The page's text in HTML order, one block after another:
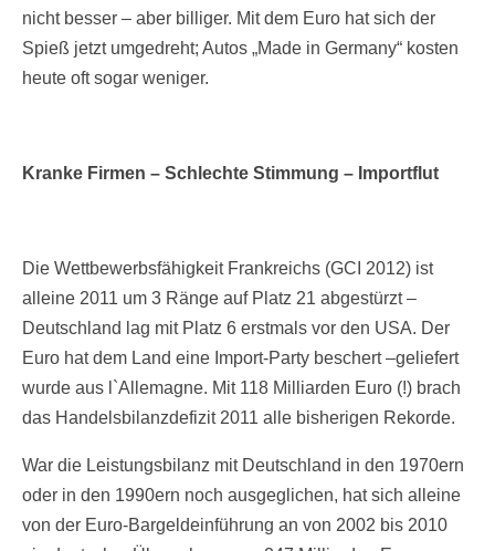
nicht besser – aber billiger. Mit dem Euro hat sich der
Spieß jetzt umgedreht; Autos „Made in Germany“ kosten
heute oft sogar weniger.
Kranke Firmen – Schlechte Stimmung – Importflut
Die Wettbewerbsfähigkeit Frankreichs (GCI 2012) ist
alleine 2011 um 3 Ränge auf Platz 21 abgestürzt –
Deutschland lag mit Platz 6 erstmals vor den USA. Der
Euro hat dem Land eine Import-Party beschert –geliefert
wurde aus l`Allemagne. Mit 118 Milliarden Euro (!) brach
das Handelsbilanzdefizit 2011 alle bisherigen Rekorde.
War die Leistungsbilanz mit Deutschland in den 1970ern
oder in den 1990ern noch ausgeglichen, hat sich alleine
von der Euro-Bargeldeinführung an von 2002 bis 2010